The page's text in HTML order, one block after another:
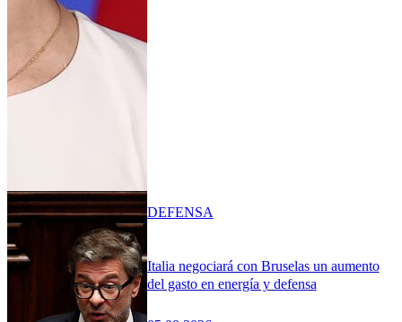
Italia negociará con Bruselas un aumento
del gasto en energía y defensa
DEFENSA